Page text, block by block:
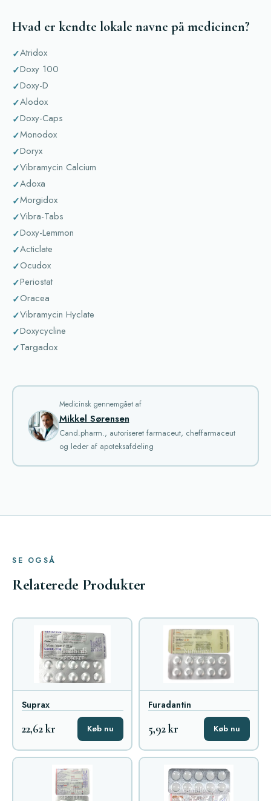
Hvad er kendte lokale navne på medicinen?
Atridox
Doxy 100
Doxy-D
Alodox
Doxy-Caps
Monodox
Doryx
Vibramycin Calcium
Adoxa
Morgidox
Vibra-Tabs
Doxy-Lemmon
Acticlate
Ocudox
Periostat
Oracea
Vibramycin Hyclate
Doxycycline
Targadox
Medicinsk gennemgået af
Mikkel Sørensen
Cand.pharm., autoriseret farmaceut, cheffarmaceut
og leder af apoteksafdeling
SE OGSÅ
Relaterede Produkter
Suprax
22,62 kr Køb nu
Furadantin
5,92 kr Køb nu